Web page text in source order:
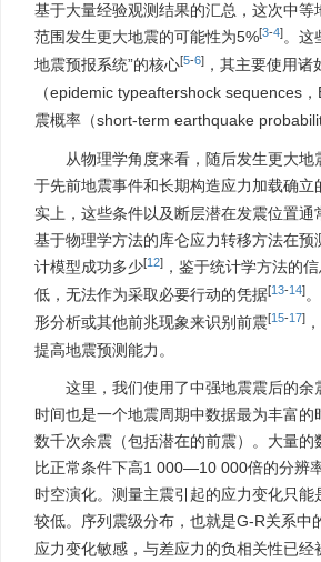
基于大量经验观测结果的汇总，这次中等
范围发生更大地震的可能性为5%[3-4]。这
地震预报系统”的核心[5-6] ，其主要使用诸
（epidemic typeaftershock sequences，
震概率（short-term earthquake
从物理学角度来看，随后发生更大
于先前地震事件和长期构造应力加载确立
实上，这些条件以及断层潜在发震位置通
基于物理学方法的库仑应力转移方法在预
计模型成功多少[12] ，鉴于统计学方法的
低，无法作为采取必要行动的凭据[13-14]
形分析或其他前兆现象来识别前震[15-17]
提高地震预测能力。
这里，我们使用了中强地震震后的余
时间也是一个地震周期中数据最为丰富的
数千次余震（包括潜在的前震）。大量的
比正常条件下高1 000—10 000倍的分辨
时空演化。测量主震引起的应力变化只能
较低。序列震级分布，也就是G-R关系中
应力变化敏感，与差应力的负相关性已经